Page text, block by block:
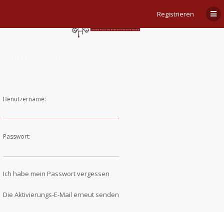
Registrieren
Benutzername:
Passwort:
Ich habe mein Passwort vergessen
Die Aktivierungs-E-Mail erneut senden